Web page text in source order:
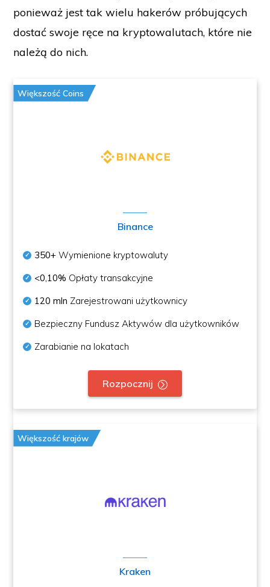
ponieważ jest tak wielu hakerów próbujących
dostać swoje ręce na kryptowalutach, które nie
należą do nich.
Większość Coins
Binance
350+ Wymienione kryptowaluty
<0,10% Opłaty transakcyjne
120 mln Zarejestrowani użytkownicy
Bezpieczny Fundusz Aktywów dla użytkowników
Zarabianie na lokatach
Rozpocznij
Większość krajów
Kraken